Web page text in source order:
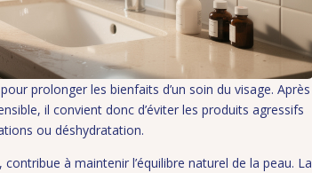
prolonger les bienfaits d’un soin du visage. Après
il convient donc d’éviter les produits agressifs
ou déshydratation.
à maintenir l’équilibre naturel de la peau. La